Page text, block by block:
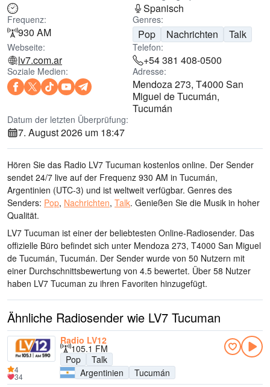
Spanisch
Frequenz:
930 AM
Genres:
Pop Nachrichten Talk
Webseite:
lv7.com.ar
Telefon:
+54 381 408-0500
Soziale Medien: Adresse:
Mendoza 273, T4000 San
Miguel de Tucumán,
Tucumán
Datum der letzten Überprüfung:
7. August 2026 um 18:47
Hören Sie das Radio LV7 Tucuman kostenlos online. Der Sender
sendet 24/7 live auf der Frequenz 930 AM in Tucumán,
Argentinien (UTC-3) und ist weltweit verfügbar. Genres des
Senders: Pop, Nachrichten, Talk. Genießen Sie die Musik in hoher
Qualität.
LV7 Tucuman ist einer der beliebtesten Online-Radiosender. Das
offizielle Büro befindet sich unter Mendoza 273, T4000 San Miguel
de Tucumán, Tucumán. Der Sender wurde von 50 Nutzern mit
einer Durchschnittsbewertung von 4.5 bewertet. Über 58 Nutzer
haben LV7 Tucuman zu ihren Favoriten hinzugefügt.
Ähnliche Radiosender wie LV7 Tucuman
Radio LV12
105.1 FM
Pop
Talk
Argentinien
Tucumán
4
34